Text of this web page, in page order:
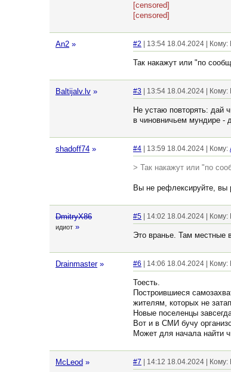
[censored]
[censored]
An2 » #2 | 13:54 18.04.2024 | Кому:
Так накажут или "по
Baltijalv.lv » #3 | 13:54 18.04.2024 | Кому:
Не устаю повторять: дай
в чиновничьем мундире -
shadoff74 » #4 | 13:59 18.04.2024 | Кому:
> Так накажут или "по
Вы не рефлексируйте, вы
DmitryX86
идиот »
#5 | 14:02 18.04.2024 | Кому:
Это вранье. Там местные
Drainmaster » #6 | 14:06 18.04.2024 | Кому:
Тоесть.
Построившиеся
жителям, которых не
Новые поселенцы
Вот и в СМИ бучу
Может для начала найти
McLeod » #7 | 14:12 18.04.2024 | Кому: